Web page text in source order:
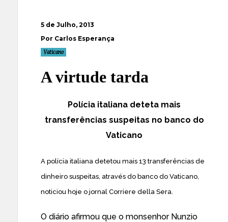
5 de Julho, 2013
Por Carlos Esperança
Vaticano
A virtude tarda
Polícia italiana deteta mais
transferências suspeitas no banco do
Vaticano
A polícia italiana detetou mais 13 transferências de
dinheiro suspeitas, através do banco do Vaticano,
noticiou hoje o jornal Corriere della Sera.
O diário afirmou que o monsenhor Nunzio